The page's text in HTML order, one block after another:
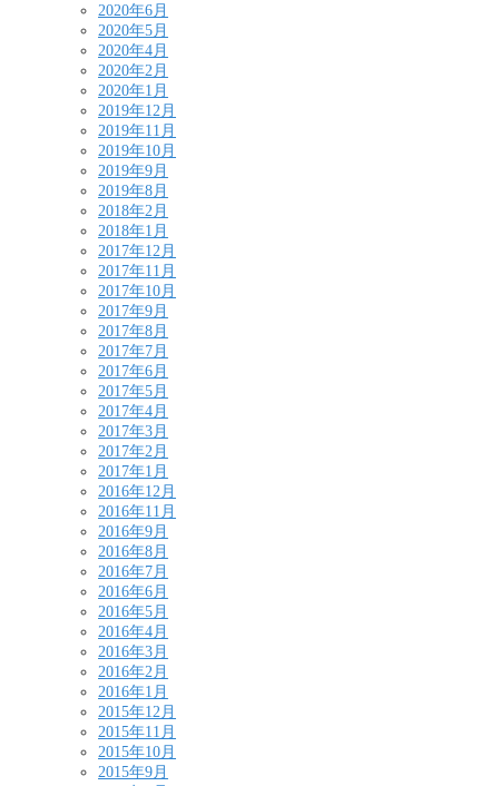
2020年6月
2020年5月
2020年4月
2020年2月
2020年1月
2019年12月
2019年11月
2019年10月
2019年9月
2019年8月
2018年2月
2018年1月
2017年12月
2017年11月
2017年10月
2017年9月
2017年8月
2017年7月
2017年6月
2017年5月
2017年4月
2017年3月
2017年2月
2017年1月
2016年12月
2016年11月
2016年9月
2016年8月
2016年7月
2016年6月
2016年5月
2016年4月
2016年3月
2016年2月
2016年1月
2015年12月
2015年11月
2015年10月
2015年9月